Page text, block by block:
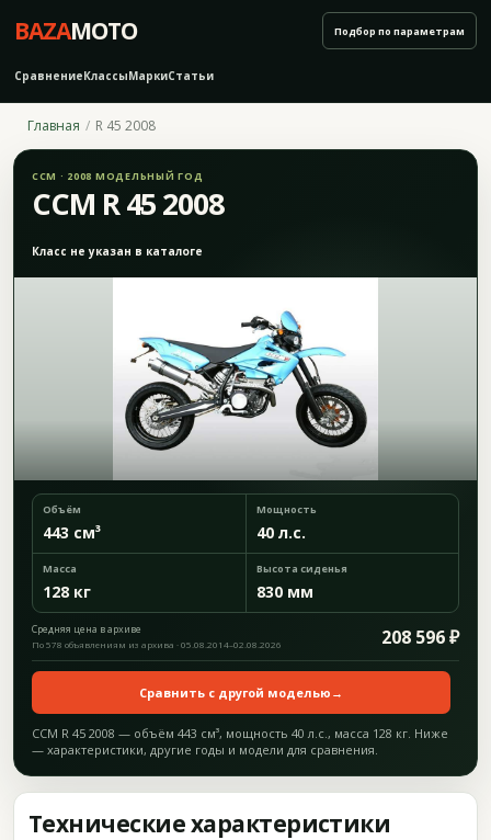
BAZAMOTO
СравнениеКлассыМаркиСтатьи
Подбор по параметрам
Главная R 45 2008
CCM · 2008 МОДЕЛЬНЫЙ ГОД
CCM R 45 2008
Класс не указан в каталоге
Объём
443 см³
Мощность
40 л.с.
Масса
128 кг
Высота сиденья
830 мм
Средняя цена в архиве 208 596 ₽
По 578 объявлениям из архива · 05.08.2014–02.08.2026
Сравнить с другой моделью →
CCM R 45 2008 — объём 443 см³, мощность 40 л.с., масса 128 кг. Ниже
— характеристики, другие годы и модели для сравнения.
Технические характеристики